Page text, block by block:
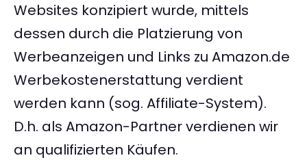
Websites konzipiert wurde, mittels
dessen durch die Platzierung von
Werbeanzeigen und Links zu Amazon.de
Werbekostenerstattung verdient
werden kann (sog. Affiliate-System).
D.h. als Amazon-Partner verdienen wir
an qualifizierten Käufen.